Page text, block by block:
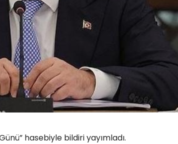
hasebiyle bildiri yayımladı.